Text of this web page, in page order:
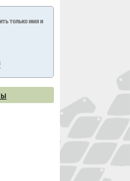
только имя и